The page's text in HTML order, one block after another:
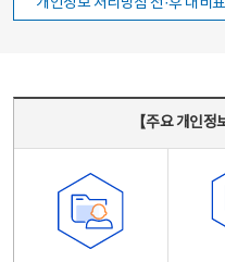
【주요 개인정